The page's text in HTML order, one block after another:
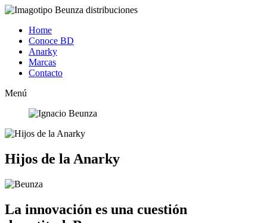
Home
Conoce BD
Anarky
Marcas
Contacto
Menú
Hijos de la Anarky
La innovación es una cuestión